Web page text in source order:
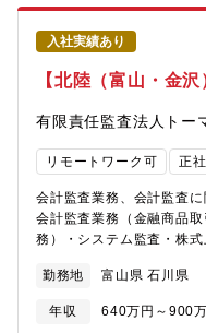
タロボット、塗装ロボッ
足】「壊れない。壊れる
という開発方針のもと、
上を目指す商品を販売し
ット溶接、アーク溶接、
検査など、さまざまな分
社後の教育体制：入社後
講いただき、基本的な業
を通じて、基本的な知識等
入社実績あり
【北陸（富山・金
有限責任監査法人トー
リモートワーク可 正
会計監査業務、会計監査
会計監査業務（金融商品
務）・システム監査・株
お願いしています 【募集
勤務地 富山県 石川県
年収 640万円～900